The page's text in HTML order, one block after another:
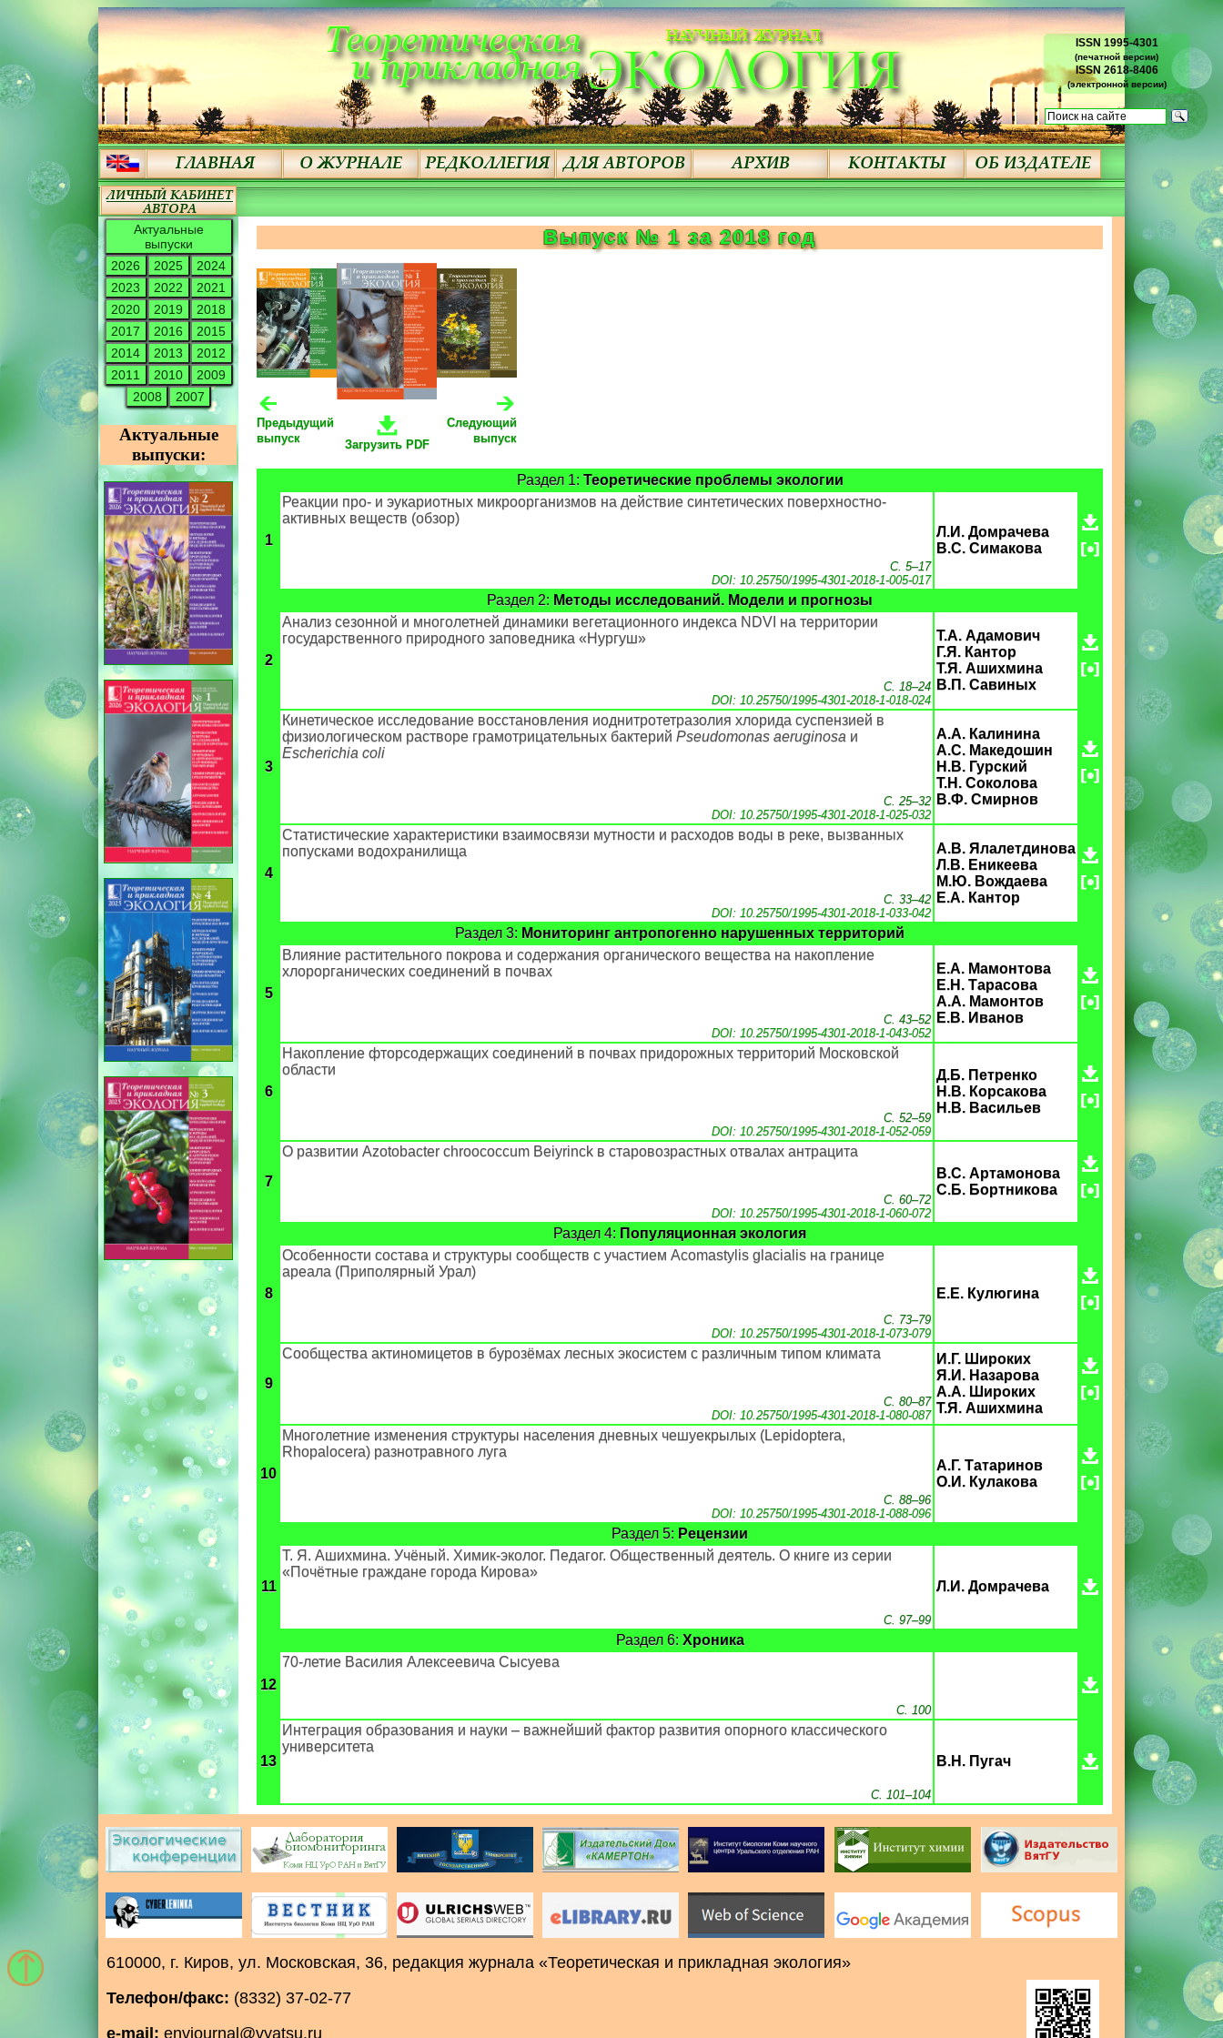
ISSN 1995-4301
(печатной версии)
ISSN 2618-8406
(электронной версии)
Актуальные
выпуски
2026
2025
2024
2023
2022
2021
2020
2019
2018
2017
2016
2015
2014
2013
2012
2011
2010
2009
2008
2007
Актуальные
выпуски:
Выпуск № 1 за 2018 год
Предыдущий
выпуск
Загрузить PDF
Следующий
выпуск
Раздел 1: Теоретические проблемы экологии
1
Реакции про- и эукариотных микроорганизмов на действие синтетических поверхностно-
активных веществ (обзор)
С. 5–17
DOI: 10.25750/1995-4301-2018-1-005-017
Л.И. Домрачева
В.С. Симакова
Раздел 2: Методы исследований. Модели и прогнозы
2
Анализ сезонной и многолетней динамики вегетационного индекса NDVI на территории
государственного природного заповедника «Нургуш»
С. 18–24
DOI: 10.25750/1995-4301-2018-1-018-024
Т.А. Адамович
Г.Я. Кантор
Т.Я. Ашихмина
В.П. Савиных
3
Кинетическое исследование восстановления иоднитротетразолия хлорида суспензией в
физиологическом растворе грамотрицательных бактерий Pseudomonas aeruginosa и
Escherichia coli
С. 25–32
DOI: 10.25750/1995-4301-2018-1-025-032
А.А. Калинина
А.С. Македошин
Н.В. Гурский
Т.Н. Соколова
В.Ф. Смирнов
4
Статистические характеристики взаимосвязи мутности и расходов воды в реке, вызванных
попусками водохранилища
С. 33–42
DOI: 10.25750/1995-4301-2018-1-033-042
А.В. Ялалетдинова
Л.В. Еникеева
М.Ю. Вождаева
Е.А. Кантор
Раздел 3: Мониторинг антропогенно нарушенных территорий
5
Влияние растительного покрова и содержания органического вещества на накопление
хлорорганических соединений в почвах
С. 43–52
DOI: 10.25750/1995-4301-2018-1-043-052
Е.А. Мамонтова
Е.Н. Тарасова
А.А. Мамонтов
Е.В. Иванов
6
Накопление фторсодержащих соединений в почвах придорожных территорий Московской
области
С. 52–59
DOI: 10.25750/1995-4301-2018-1-052-059
Д.Б. Петренко
Н.В. Корсакова
Н.В. Васильев
7
О развитии Azotobacter chroococcum Beiyrinck в старовозрастных отвалах антрацита
С. 60–72
DOI: 10.25750/1995-4301-2018-1-060-072
В.С. Артамонова
С.Б. Бортникова
Раздел 4: Популяционная экология
8
Особенности состава и структуры сообществ с участием Acomastylis glacialis на границе
ареала (Приполярный Урал)
С. 73–79
DOI: 10.25750/1995-4301-2018-1-073-079
Е.Е. Кулюгина
9
Сообщества актиномицетов в бурозёмах лесных экосистем с различным типом климата
С. 80–87
DOI: 10.25750/1995-4301-2018-1-080-087
И.Г. Широких
Я.И. Назарова
А.А. Широких
Т.Я. Ашихмина
10
Многолетние изменения структуры населения дневных чешуекрылых (Lepidoptera,
Rhopalocera) разнотравного луга
С. 88–96
DOI: 10.25750/1995-4301-2018-1-088-096
А.Г. Татаринов
О.И. Кулакова
Раздел 5: Рецензии
11
Т. Я. Ашихмина. Учёный. Химик-эколог. Педагог. Общественный деятель. О книге из серии
«Почётные граждане города Кирова»
С. 97–99
Л.И. Домрачева
Раздел 6: Хроника
12
70-летие Василия Алексеевича Сысуева
С. 100
13
Интеграция образования и науки – важнейший фактор развития опорного классического
университета
С. 101–104
В.Н. Пугач
610000, г. Киров, ул. Московская, 36, редакция журнала «Теоретическая и прикладная экология»
Телефон/факс: (8332) 37-02-77
e-mail: envjournal@vyatsu.ru